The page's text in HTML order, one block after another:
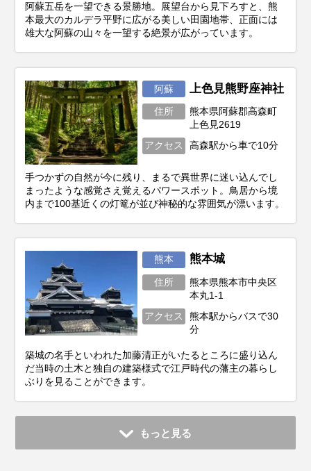
阿蘇五岳を一望できる景勝地。展望台から見下ろすと、熊
本最大のカルデラ平野に広がる美しい田園地帯、正面には
雄大な阿蘇の山々を一望する絶景が広がっています。
阿蘇 上色見熊野座神社
住所
熊本県阿蘇郡高森町
上色見2619
アクセス
高森駅から車で10分
手つかずの自然が今に残り、まるで異世界に迷い込んでし
まったような感覚さえ覚えるパワースポット。鳥居から境
内まで100基近くの灯篭が並び神秘的な雰囲気が漂います。
熊本 熊本城
住所
熊本県熊本市中央区
本丸1-1
アクセス
熊本駅からバスで30
分
築城の名手といわれた加藤清正がいたるところに盛り込ん
だ当時の土木と独自の建築様式で江戸時代の藩主の暮らし
ぶりを見ることができます。
もっと見る